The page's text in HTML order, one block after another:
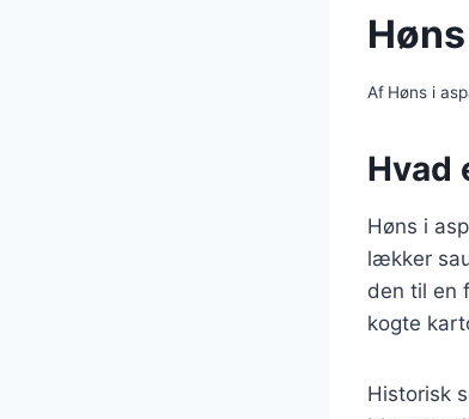
Af Høns i
Hvad
Høns i
lækker
den til en
kogte
Historisk